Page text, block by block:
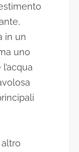
in un
uno
altro